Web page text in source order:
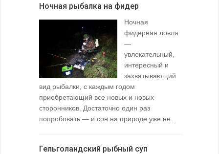
Ночная рыбалка на фидер
Ночная
фидерная ловля
—
увлекательный,
интересный и
захватывающий
вид рыбалки, с каждым годом
приобретающий все новых и новых
сторонников. Достаточно один раз
попробовать — и сон на природе уже не...
Гельголандский рыбный суп